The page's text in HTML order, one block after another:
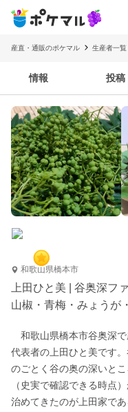
産直・通販のポケマル 生産者一覧
情報 投稿
和歌山県橋本市
上田ひと美 | 谷奥深フ
山椒・青梅・みょうが
和歌山県橋本市谷奥深で
代表者の上田ひと美です
のごとく谷の奥の深いと
（史実で確認できる時点
治めてきたのが上田家であ